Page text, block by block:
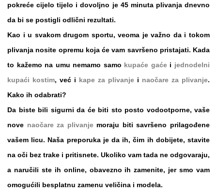
pokreće cijelo tijelo i dovoljno je 45 minuta plivanja dnevno
da bi se postigli odlični rezultati.
Kao i u svakom drugom sportu, veoma je važno da i tokom
plivanja nosite opremu koja će vam savršeno pristajati. Kada
to kažemo na umu nemamo samo kupaće gaćei jednodelni
kupaći kostim, već i kape za plivanje i naočare za plivanje.
Kako ih odabrati?
Da biste bili sigurni da će biti sto posto vodootporne, vaše
nove naočare za plivanjemoraju biti savršeno prilagođene
vašem licu. Naša preporuka je da ih, čim ih dobijete, stavite
na oči bez trake i pritisnete. Ukoliko vam tada ne odgovaraju,
a naručili ste ih online, obavezno ih zamenite, jer smo vam
omogućili besplatnu zamenu veličina i modela.